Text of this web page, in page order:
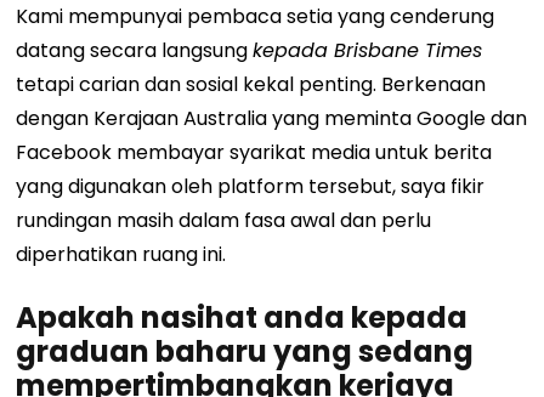
Kami mempunyai pembaca setia yang cenderung
datang secara langsungkepada Brisbane Times
tetapi carian dan sosial kekal penting. Berkenaan
dengan Kerajaan Australia yang meminta Google dan
Facebook membayar syarikat media untuk berita
yang digunakan oleh platform tersebut, saya fikir
rundingan masih dalam fasa awal dan perlu
diperhatikan ruang ini.
Apakah nasihat anda kepada
graduan baharu yang sedang
mempertimbangkan kerjaya